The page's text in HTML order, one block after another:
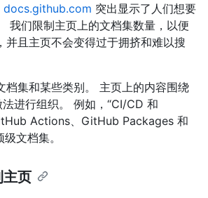
docs.github.com 突出显示了人们想要
我们限制主页上的文档集数量，以便
并且主页不会变得过于拥挤和难以搜
档集和某些类别。 主页上的内容围绕
进行组织。 例如，“CI/CD 和
Actions、GitHub Packages 和
文档集。
主页